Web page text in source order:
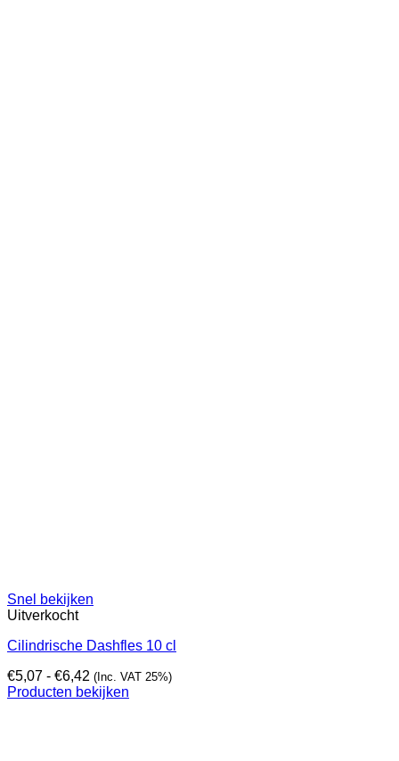
Snel bekijken
Uitverkocht
Cilindrische Dashfles 10 cl
€5,07 - €6,42 Prijsklasse:
€5,07
(Inc. VAT 25%)
Producten bekijken